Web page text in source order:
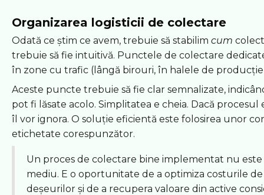
Organizarea logisticii de colectare
Odată ce știm ce avem, trebuie să stabilim cum
trebuie să fie intuitivă. Punctele de colectare
în zone cu trafic (lângă birouri, în halele de
Aceste puncte trebuie să fie clar semnalizate,
pot fi lăsate acolo. Simplitatea e cheia. Dacă procesul
îl vor ignora. O soluție eficientă este folosirea unor
etichetate corespunzător.
Un proces de colectare bine implementat nu
mediu. E o oportunitate de a optimiza costurile
deșeurilor și de a recupera valoare din active